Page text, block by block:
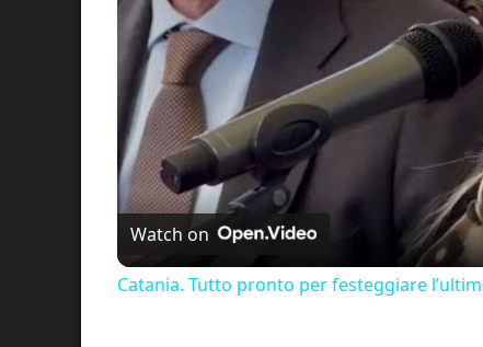
Watch on
Catania. Tutto pronto per festeggiare